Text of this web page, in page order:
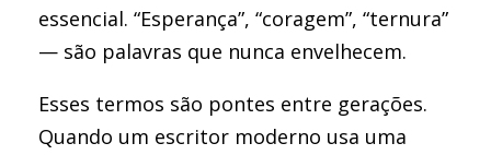
essencial. “Esperança”, “coragem”, “ternura”
— são palavras que nunca envelhecem.
Esses termos são pontes entre gerações.
Quando um escritor moderno usa uma